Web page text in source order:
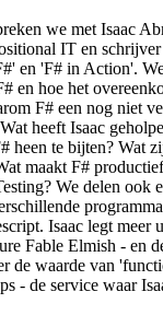
we met Isaac
IT en
en 'F# in Action'.
en hoe het
F# een nog niet
heeft Isaac
heen te bijten? Wat
maakt F#
We delen ook
Isaac legt meer
Fable Elmish - en
de waarde van
- de service waar